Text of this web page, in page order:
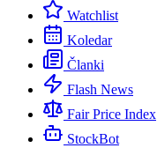
Watchlist
Koledar
Članki
Flash News
Fair Price Index
StockBot